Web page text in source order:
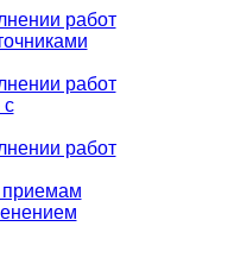
работ
работ
с
работ
приемам